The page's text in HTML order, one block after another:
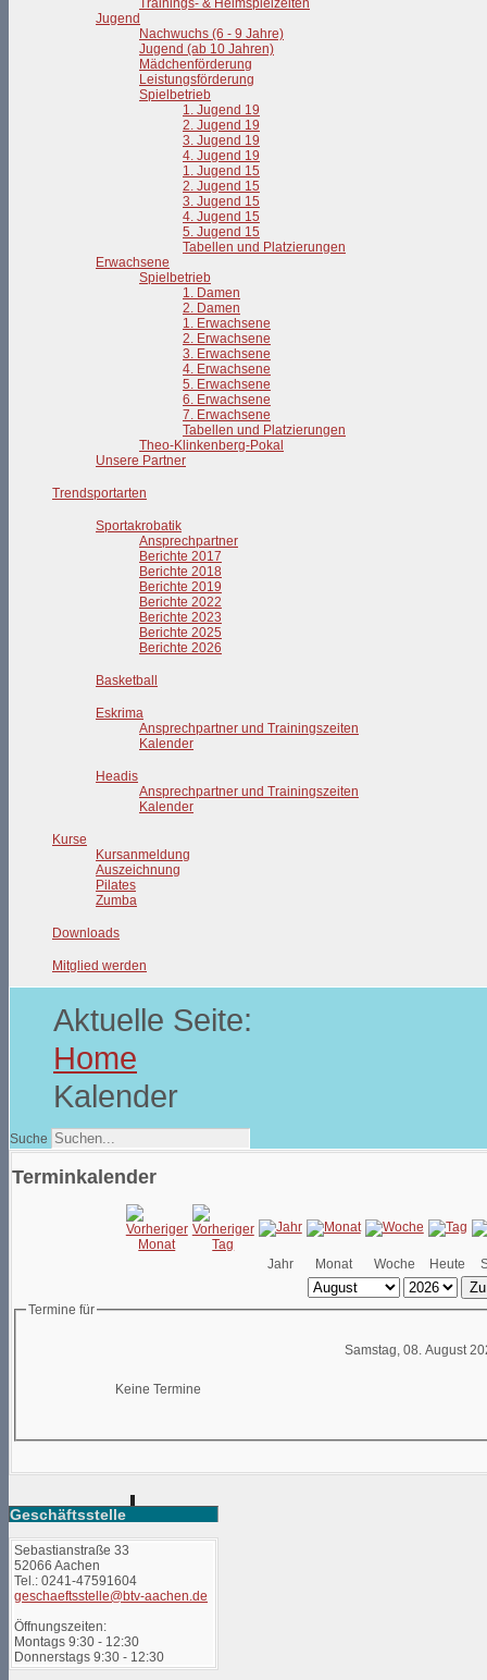
Trainings- & Heimspielzeiten
Jugend
Nachwuchs (6 - 9 Jahre)
Jugend (ab 10 Jahren)
Mädchenförderung
Leistungsförderung
Spielbetrieb
1. Jugend 19
2. Jugend 19
3. Jugend 19
4. Jugend 19
1. Jugend 15
2. Jugend 15
3. Jugend 15
4. Jugend 15
5. Jugend 15
Tabellen und Platzierungen
Erwachsene
Spielbetrieb
1. Damen
2. Damen
1. Erwachsene
2. Erwachsene
3. Erwachsene
4. Erwachsene
5. Erwachsene
6. Erwachsene
7. Erwachsene
Tabellen und Platzierungen
Theo-Klinkenberg-Pokal
Unsere Partner
Trendsportarten
Sportakrobatik
Ansprechpartner
Berichte 2017
Berichte 2018
Berichte 2019
Berichte 2022
Berichte 2023
Berichte 2025
Berichte 2026
Basketball
Eskrima
Ansprechpartner und Trainingszeiten
Kalender
Headis
Ansprechpartner und Trainingszeiten
Kalender
Kurse
Kursanmeldung
Auszeichnung
Pilates
Zumba
Downloads
Mitglied werden
Aktuelle Seite:
Home
Kalender
Suche
Terminkalender
Jahr Monat Woche Heute
Termine für
Samstag, 08. August
Keine Termine
Geschäftsstelle
Sebastianstraße 33
52066 Aachen
Tel.: 0241-47591604
geschaeftsstelle@btv-aachen.de
Öffnungszeiten:
Montags 9:30 - 12:30
Donnerstags 9:30 - 12:30